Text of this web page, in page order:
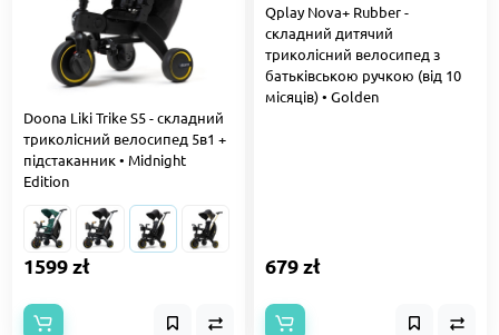
Doona Liki Trike S5 - складний
триколісний велосипед 5в1 +
підстаканник • Midnight
Edition
1599 zł
Qplay Nova+ Rubber -
складний дитячий
триколісний велосипед з
батьківською ручкою (від 10
місяців) • Golden
679 zł